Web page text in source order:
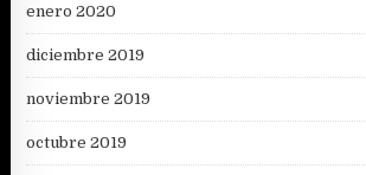
enero 2020
diciembre 2019
noviembre 2019
octubre 2019